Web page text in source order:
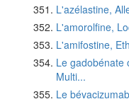
L'azélastine,
L'amorolfine,
L'amifostine,
Le gadobénate
Multi...
Le